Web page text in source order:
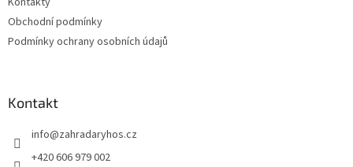
Obchodní podmínky
Podmínky ochrany osobních údajů
Kontakt
info@zahradaryhos.cz
+420 606 979 002